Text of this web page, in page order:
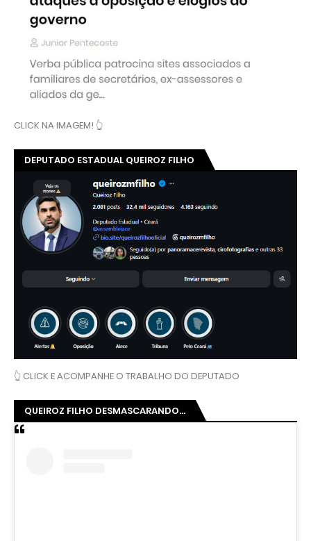
CLICK NA IMAGEM! 👆
DEPUTADO ESTADUAL QUEIROZ FILHO
👆 CLICK E ACOMPANHE O TRABALHO DO DEPUTADO
QUEIROZ FILHO DESMASCARANDO...